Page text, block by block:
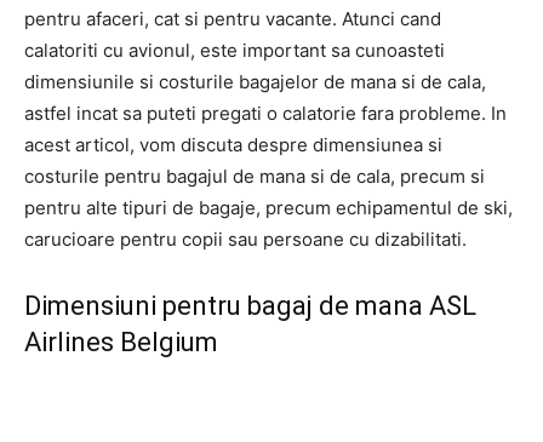
pentru afaceri, cat si pentru vacante. Atunci cand
calatoriti cu avionul, este important sa cunoasteti
dimensiunile si costurile bagajelor de mana si de cala,
astfel incat sa puteti pregati o calatorie fara probleme. In
acest articol, vom discuta despre dimensiunea si
costurile pentru bagajul de mana si de cala, precum si
pentru alte tipuri de bagaje, precum echipamentul de ski,
carucioare pentru copii sau persoane cu dizabilitati.
Dimensiuni pentru bagaj de mana ASL
Airlines Belgium